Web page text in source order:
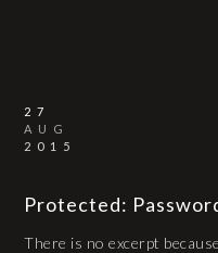
27
AUG
2015
Protected:
There is no excerpt